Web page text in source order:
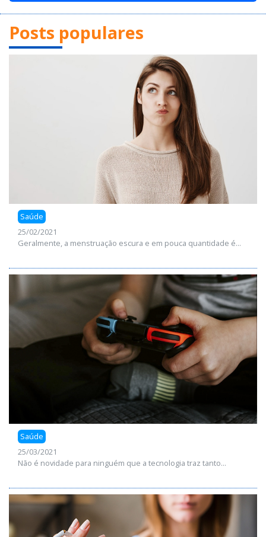
Posts populares
Saúde
25/02/2021
Geralmente, a menstruação escura e em pouca quantidade é...
Saúde
25/03/2021
Não é novidade para ninguém que a tecnologia traz tanto...